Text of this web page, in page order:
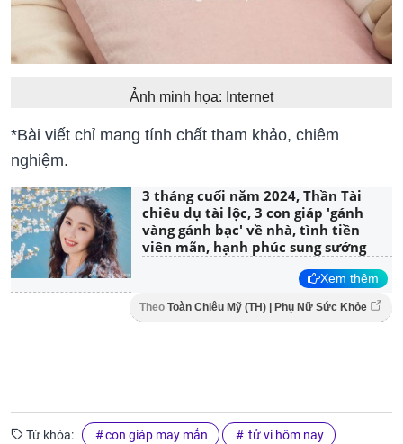
Ảnh minh họa: Internet
*Bài viết chỉ mang tính chất tham khảo, chiêm
nghiệm.
3 tháng cuối năm 2024, Thần Tài
chiêu dụ tài lộc, 3 con giáp 'gánh
vàng gánh bạc' về nhà, tình tiền
viên mãn, hạnh phúc sung sướng
Xem thêm
Theo Toàn Chiêu Mỹ (TH) | Phụ Nữ Sức Khỏe
Từ khóa: con giáp may mắn tử vi hôm nay